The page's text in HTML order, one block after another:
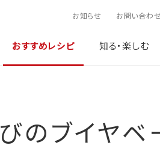
お知らせ お問い合わ
おすすめレシピ 知る・楽しむ
のブイヤベ